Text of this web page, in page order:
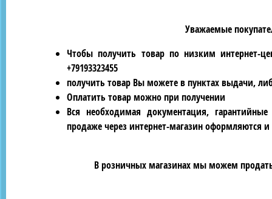
Уважаемые
Чтобы получить товар по низким интернет-
+79193323455
получить товар Вы можете в пунктах выдачи,
Оплатить товар можно при получении
Вся необходимая документация,
продаже через интернет-магазин оформляются
В розничных магазинах мы можем